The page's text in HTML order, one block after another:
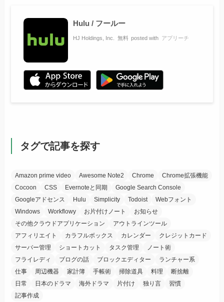
Hulu / フールー
HJ Holdings, Inc. 無料 posted with アプリーチ
タグで記事を探す
Amazon prime video Awesome Note2 Chrome
Chrome拡張機能
Cocoon
CSS Evernoteと同期
Google Search Console
Googleアドセンス
Hulu Simplicity Todoist
Webフォント
Windows
Workflowy お片付けノート
お知らせ
その他クラウドアプリケーション
アウトラインツール
アフィリエイト
カラフルボックス カレンダー
クレジットカード
サーバー管理
ショートカット タスク管理
ノート術
フライレディ
ブログの話 ブロックエディター
ランチャー系
仕事
周辺機器 家計簿 手帳術 掃除道具 料理
断捨離
日常
日本のドラマ 海外ドラマ 片付け 独り言
習慣
記事作成